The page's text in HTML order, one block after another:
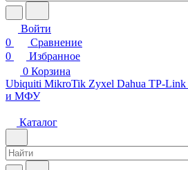
Войти
0
Сравнение
0
Избранное
0 Корзина
Ubiquiti MikroTik Zyxel Dahua TP-Link
и МФУ
Каталог